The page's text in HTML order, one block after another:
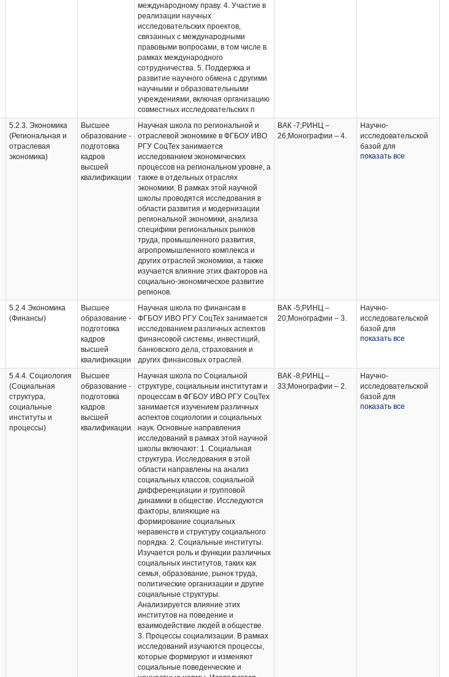
международному праву. 4. Участие в
реализации научных
исследовательских проектов,
связанных с международными
правовыми вопросами, в том числе в
рамках международного
сотрудничества. 5. Поддержка и
развитие научного обмена с другими
научными и образовательными
учреждениями, включая организацию
совместных исследовательских п
5.2.3. Экономика
(Региональная и
отраслевая
экономика)
Высшее
образование -
подготовка
кадров
высшей
квалификации
Научная школа по региональной и
отраслевой экономике в ФГБОУ ИВО
РГУ СоцТех занимается
исследованием экономических
процессов на региональном уровне, а
также в отдельных отраслях
экономики. В рамках этой научной
школы проводятся исследования в
области развития и модернизации
региональной экономики, анализа
специфики региональных рынков
труда, промышленного развития,
агропромышленного комплекса и
других отраслей экономики, а также
изучается влияние этих факторов на
социально-экономическое развитие
регионов.
ВАК -7;РИНЦ –
26;Монографии – 4.
Научно-
исследовательской
базой для
осуществления
предшествующие
периоды.
показать все
5.2.4 Экономика
(Финансы)
Высшее
образование -
подготовка
кадров
высшей
квалификации
Научная школа по финансам в
ФГБОУ ИВО РГУ СоцТех занимается
исследованием различных аспектов
финансовой системы, инвестиций,
банковского дела, страхования и
других финансовых отраслей.
ВАК -5;РИНЦ –
20;Монографии – 3.
Научно-
исследовательской
базой для
осуществления
деятельности
являются научная
электронная
библиотека e-library,
показать все
5.4.4. Социология
(Социальная
структура,
социальные
институты и
процессы)
Высшее
образование -
подготовка
кадров
высшей
квалификации
Научная школа по Социальной
структуре, социальным институтам и
процессам в ФГБОУ ИВО РГУ СоцТех
занимается изучением различных
аспектов социологии и социальных
наук. Основные направления
исследований в рамках этой научной
школы включают: 1. Социальная
структура. Исследования в этой
области направлены на анализ
социальных классов, социальной
дифференциации и групповой
динамики в обществе. Исследуются
факторы, влияющие на
формирование социальных
неравенств и структуру социального
порядка. 2. Социальные институты.
Изучается роль и функции различных
социальных институтов, таких как
семья, образование, рынок труда,
политические организации и другие
социальные структуры.
Анализируется влияние этих
институтов на поведение и
взаимодействие людей в обществе.
3. Процессы социализации. В рамках
исследований изучаются процессы,
которые формируют и изменяют
социальные поведенческие и
ВАК -8;РИНЦ –
33;Монографии – 2.
Научно-
исследовательской
базой для
осуществления
показать все